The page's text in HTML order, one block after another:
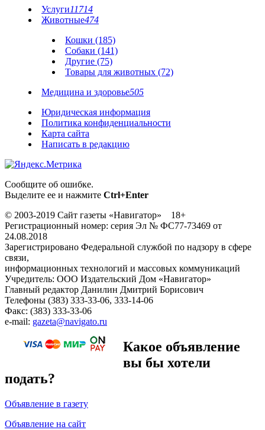
Услуги11714
Животные474
Кошки (185)
Собаки (141)
Другие (75)
Товары для животных (72)
Медицина и здоровье505
Юридическая информация
Политика конфиденциальности
Карта сайта
Написать в редакцию
Сообщите об ошибке.
Выделите ее и нажмите Ctrl+Enter
© 2003-2019 Сайт газеты «Навигатор» 18+
Регистрационный номер: серия Эл № ФС77-73469 от
24.08.2018
Зарегистрировано Федеральной службой по надзору в сфере
связи,
информационных технологий и массовых коммуникаций
Учредитель: ООО Издательский Дом «Навигатор»
Главный редактор Данилин Дмитрий Борисович
Телефоны (383) 333-33-06, 333-14-06
Факс: (383) 333-33-06
e-mail: gazeta@navigato.ru
Какое объявление
вы бы хотели
подать?
Объявление в газету
Объявление на сайт